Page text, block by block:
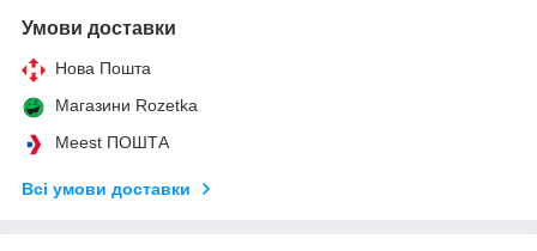
Умови доставки
Нова Пошта
Магазини Rozetka
Meest ПОШТА
Всі умови доставки